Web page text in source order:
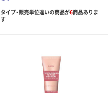
タイプ・販売単位違いの商品が6商品ありま
す